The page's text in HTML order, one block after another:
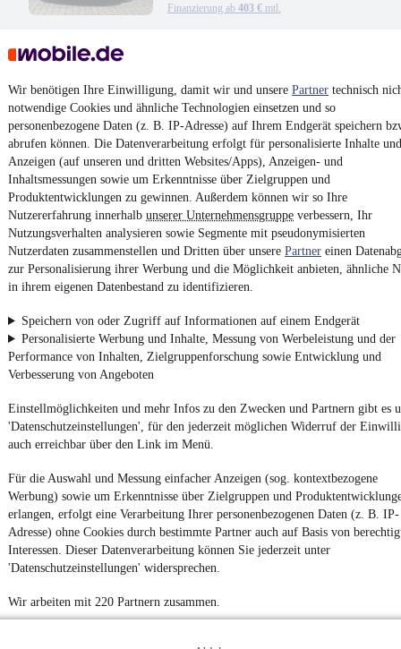
Wir benötigen Ihre Einwilligung, damit wir und unsere Partner technisch
notwendige Cookies und ähnliche Technologien einsetzen und so
personenbezogene Daten (z. B. IP-Adresse) auf Ihrem Endgerät speichern
abrufen können. Die Datenverarbeitung erfolgt für personalisierte Inhalte und
Anzeigen (auf unseren und dritten Websites/Apps), Anzeigen- und
Inhaltsmessungen sowie um Erkenntnisse über Zielgruppen und
Produktentwicklungen zu gewinnen. Außerdem können wir so Ihre
Nutzererfahrung innerhalb unserer Unternehmensgruppe verbessern, Ihr
Nutzungsverhalten analysieren sowie Segmente mit pseudonymisierten
Nutzerdaten zusammenstellen und Dritten über unsere Partner einen
zur Personalisierung ihrer Werbung und die Möglichkeit anbieten, ähnliche
in ihrem eigenen Datenbestand zu identifizieren.
Speichern von oder Zugriff auf Informationen auf einem Endgerät
Personalisierte Werbung und Inhalte, Messung von Werbeleistung und der
Performance von Inhalten, Zielgruppenforschung sowie Entwicklung und
Verbesserung von Angeboten
Einstellmöglichkeiten und mehr Infos zu den Zwecken und Partnern gibt es
'Datenschutzeinstellungen', für den jederzeit möglichen Widerruf der
auch erreichbar über den Link im Menü.
Für die Auswahl und Messung einfacher Anzeigen (sog. kontextbezogene
Werbung) sowie um Erkenntnisse über Zielgruppen und
erlangen, erfolgt eine Verarbeitung Ihrer personenbezogenen Daten (z. B. IP-
Adresse) ohne Cookies durch bestimmte Partner auch auf Basis von
Interessen. Dieser Datenverarbeitung können Sie jederzeit unter
'Datenschutzeinstellungen' widersprechen.
Wir arbeiten mit 220 Partnern zusammen.
Finanzierung ab 403 € mtl.
Kontakt
MwSt. ausweisbar
4.6 Sterne
Nutze mobile.de schnell und einfach
App installieren
AGB
Vertrag widerrufen
Datenschutzeinstellungen
Erklärung zur Barrierefreiheit
Powered by
VonBMW Gebrauchtwagenüber